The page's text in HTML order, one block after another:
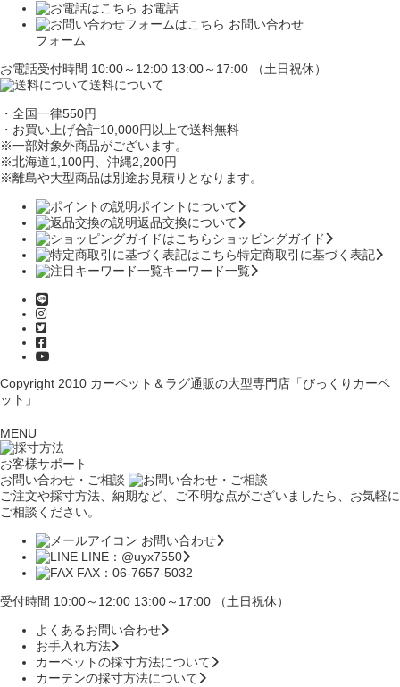
お電話
お問い合わせ
フォーム
お電話受付時間 10:00～12:00 13:00～17:00 （土日祝休）
送料について
・全国一律550円
・お買い上げ合計10,000円 以上で送料無料
※一部対象外商品がございます。
※北海道1,100円、沖縄2,200円
※離島や大型商品は別途お見積りとなります。
ポイントについて
返品交換について
ショッピングガイド
特定商取引に基づく表記
キーワード一覧
Copyright 2010 カーペット＆ラグ通販の大型専門店「びっくりカーペ
ット」
MENU
お客様サポート
お問い合わせ・ご相談
ご注文や採寸方法、納期など、ご不明な点がございましたら、お気軽に
ご相談ください。
お問い合わせ
LINE：@uyx7550
FAX：06-7657-5032
受付時間 10:00～12:00 13:00～17:00 （土日祝休）
よくあるお問い合わせ
お手入れ方法
カーペットの採寸方法について
カーテンの採寸方法について